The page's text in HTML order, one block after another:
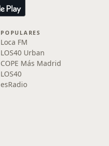
POPULARES
Loca FM
LOS40 Urban
COPE Más Madrid
LOS40
esRadio